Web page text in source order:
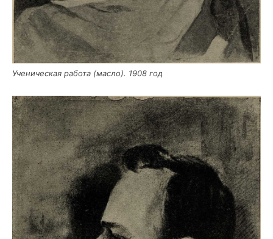
Уче­ни­че­ская рабо­та (мас­ло). 1908 год